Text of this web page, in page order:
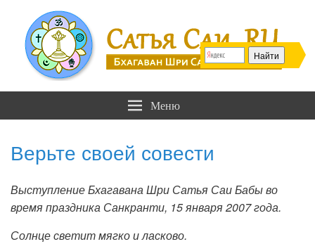
Сатья Саи .RU Меню
Верьте своей совести
Выступление Бхагавана Шри Сатья Саи Бабы во
время праздника Санкранти, 15 января 2007 года.
Солнце светит мягко и ласково.